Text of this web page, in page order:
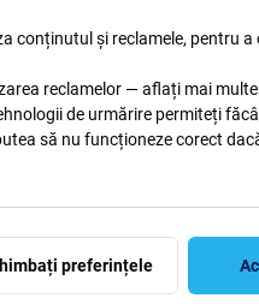
conținutul și reclamele, pentru
reclamelor — aflați mai multe
de urmărire permiteți
să nu funcționeze corect
preferințele